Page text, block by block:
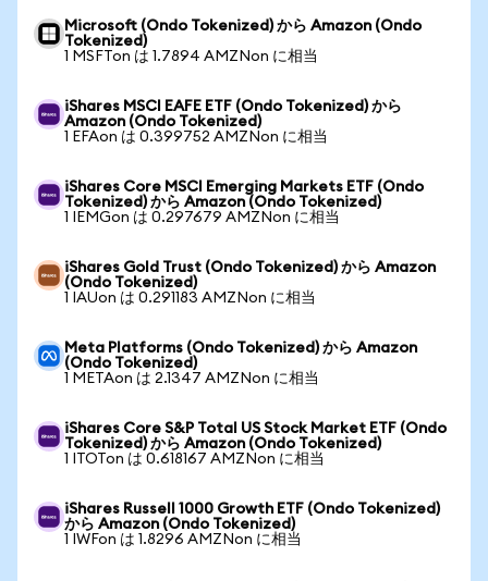
Microsoft (Ondo Tokenized) から Amazon (Ondo
Tokenized)
1 MSFTon は 1.7894 AMZNon に相当
iShares MSCI EAFE ETF (Ondo Tokenized) から
Amazon (Ondo Tokenized)
1 EFAon は 0.399752 AMZNon に相当
iShares Core MSCI Emerging Markets ETF (Ondo
Tokenized) から Amazon (Ondo Tokenized)
1 IEMGon は 0.297679 AMZNon に相当
iShares Gold Trust (Ondo Tokenized) から Amazon
(Ondo Tokenized)
1 IAUon は 0.291183 AMZNon に相当
Meta Platforms (Ondo Tokenized) から Amazon
(Ondo Tokenized)
1 METAon は 2.1347 AMZNon に相当
iShares Core S&P Total US Stock Market ETF (Ondo
Tokenized) から Amazon (Ondo Tokenized)
1 ITOTon は 0.618167 AMZNon に相当
iShares Russell 1000 Growth ETF (Ondo Tokenized)
から Amazon (Ondo Tokenized)
1 IWFon は 1.8296 AMZNon に相当